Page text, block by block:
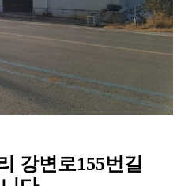
강변로155번길